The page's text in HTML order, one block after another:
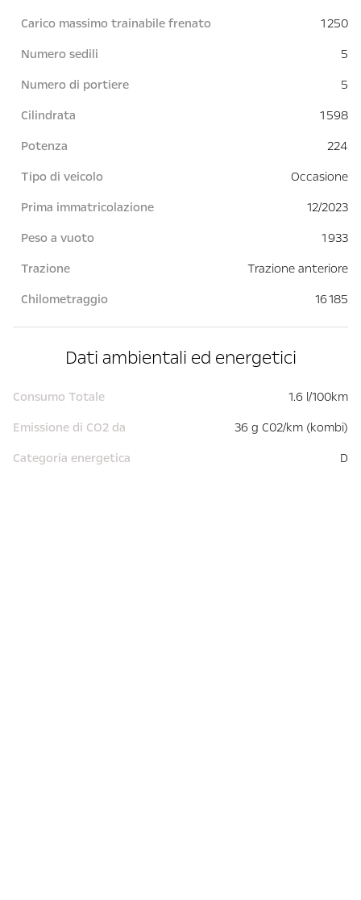
Carico massimo trainabile frenato
1 250
Numero sedili
5
Numero di portiere
5
Cilindrata
1 598
Potenza
224
Tipo di veicolo
Occasione
Prima immatricolazione
12/2023
Peso a vuoto
1 933
Trazione
Trazione anteriore
Chilometraggio
16 185
Dati ambientali ed energetici
Consumo Totale
1.6 l/100km
Emissione di CO2 da
36 g C02/km (kombi)
Categoria energetica
D